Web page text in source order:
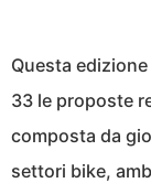
Questa
33 le proposte
composta da
settori bike,